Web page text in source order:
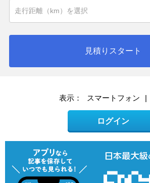
見積りスタート
表示： スマートフォン |
ログイン